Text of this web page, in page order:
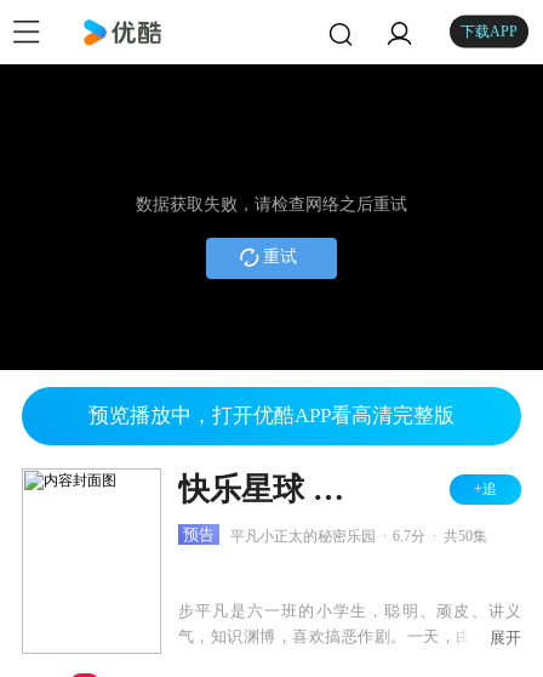
下载APP
数据获取失败，请检查网络之后重试
重试
预览播放中，打开优酷APP看高清完整版
快乐星球 第四部 +追
预告 平凡小正太的秘密乐园 6.7分 共50集
步平凡是六一班的小学生，聪明、顽皮、讲义
气，知识渊博，喜欢搞恶作剧。一天，由于一个
展开